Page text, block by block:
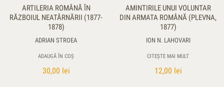
ARTILERIA ROMÂNĂ ÎN
RĂZBOIUL NEATÂRNĂRII (1877-
1878)
ADRIAN STROEA
ADAUGĂ ÎN COȘ
30,00 lei
AMINTIRILE UNUI VOLUNTAR
DIN ARMATA ROMÂNĂ (PLEVNA,
1877)
ION N. LAHOVARI
CITEȘTE MAI MULT
12,00 lei